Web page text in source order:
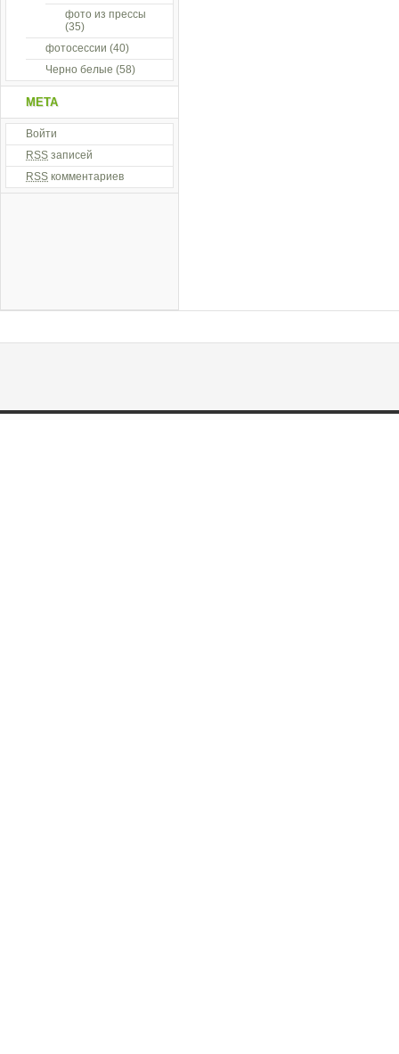
фото из прессы
(35)
фотосессии (40)
Черно белые (58)
МЕТА
Войти
RSS записей
RSS комментариев